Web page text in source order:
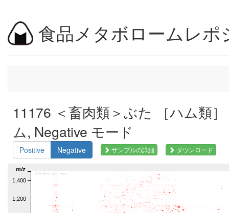
食品メタボロームレポ
11176 ＜畜肉類＞ぶた ［ハム類
ム, Negative モード
Positive Negative サンプルの詳細 ダウンロード
1,200
1,400
m/z